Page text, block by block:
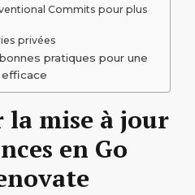
Commits pour plus
privées
pratiques pour une
efficace
mise à jour
en Go